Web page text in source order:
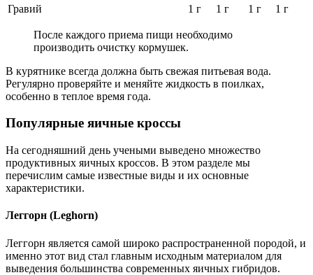
Гравий
1 г 1 г 1 г 1 г
После каждого приема пищи необходимо
производить очистку кормушек.
В курятнике всегда должна быть свежая питьевая вода.
Регулярно проверяйте и меняйте жидкость в поилках,
особенно в теплое время года.
Популярные яичные кроссы
На сегодняшний день учеными выведено множество
продуктивных яичных кроссов. В этом разделе мы
перечислим самые известные виды и их основные
характеристики.
Леггорн (Leghorn)
Леггорн является самой широко распространенной породой, и
именно этот вид стал главным исходным материалом для
выведения большинства современных яичных гибридов.